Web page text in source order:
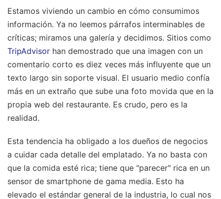
Estamos viviendo un cambio en cómo consumimos
información. Ya no leemos párrafos interminables de
críticas; miramos una galería y decidimos. Sitios como
TripAdvisor han demostrado que una imagen con un
comentario corto es diez veces más influyente que un
texto largo sin soporte visual. El usuario medio confía
más en un extraño que sube una foto movida que en la
propia web del restaurante. Es crudo, pero es la
realidad.
Esta tendencia ha obligado a los dueños de negocios
a cuidar cada detalle del emplatado. Ya no basta con
que la comida esté rica; tiene que "parecer" rica en un
sensor de smartphone de gama media. Esto ha
elevado el estándar general de la industria, lo cual nos